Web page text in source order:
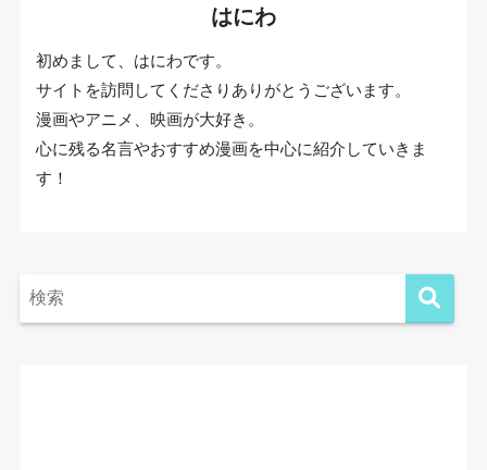
はにわ
初めまして、はにわです。
サイトを訪問してくださりありがとうございます。
漫画やアニメ、映画が大好き。
心に残る名言やおすすめ漫画を中心に紹介していきま
す！